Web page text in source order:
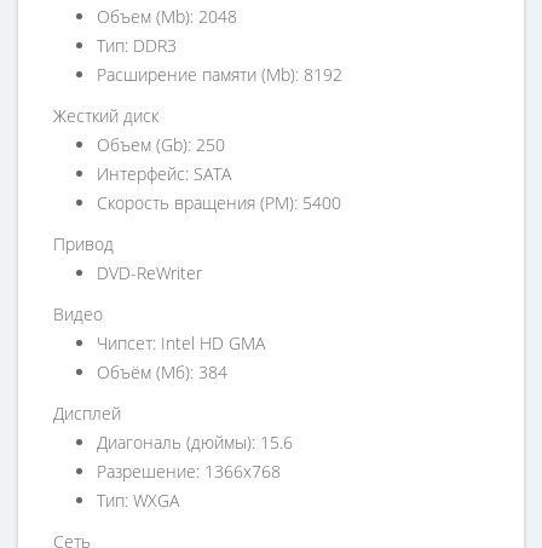
Объем (Mb): 2048
Тип: DDR3
Расширение памяти (Mb): 8192
Жесткий диск
Объем (Gb): 250
Интерфейс: SATA
Скорость вращения (PM): 5400
Привод
DVD-ReWriter
Видео
Чипсет: Intel HD GMA
Объём (Мб): 384
Дисплей
Диагональ (дюймы): 15.6
Разрешение: 1366x768
Тип: WXGA
Сеть